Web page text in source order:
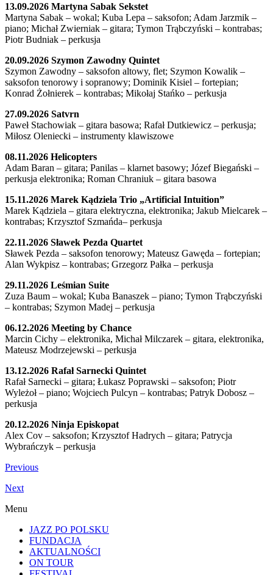
13.09.2026 Martyna Sabak Sekstet
Martyna Sabak – wokal; Kuba Lepa – saksofon; Adam Jarzmik –
piano; Michał Zwierniak – gitara; Tymon Trąbczyński – kontrabas;
Piotr Budniak – perkusja
20.09.2026 Szymon Zawodny Quintet
Szymon Zawodny – saksofon altowy, flet; Szymon Kowalik –
saksofon tenorowy i sopranowy; Dominik Kisiel – fortepian;
Konrad Żołnierek – kontrabas; Mikołaj Stańko – perkusja
27.09.2026 Satvrn
Paweł Stachowiak – gitara basowa; Rafał Dutkiewicz – perkusja;
Miłosz Oleniecki – instrumenty klawiszowe
08.11.2026 Helicopters
Adam Baran – gitara; Panilas – klarnet basowy; Józef Biegański –
perkusja elektronika; Roman Chraniuk – gitara basowa
15.11.2026 Marek Kądziela Trio „Artificial Intuition”
Marek Kądziela – gitara elektryczna, elektronika; Jakub Mielcarek –
kontrabas; Krzysztof Szmańda– perkusja
22.11.2026 Sławek Pezda Quartet
Sławek Pezda – saksofon tenorowy; Mateusz Gawęda – fortepian;
Alan Wykpisz – kontrabas; Grzegorz Pałka – perkusja
29.11.2026 Leśmian Suite
Zuza Baum – wokal; Kuba Banaszek – piano; Tymon Trąbczyński
– kontrabas; Szymon Madej – perkusja
06.12.2026 Meeting by Chance
Marcin Cichy – elektronika, Michał Milczarek – gitara, elektronika,
Mateusz Modrzejewski – perkusja
13.12.2026 Rafał Sarnecki Quintet
Rafał Sarnecki – gitara; Łukasz Poprawski – saksofon; Piotr
Wyleżoł – piano; Wojciech Pulcyn – kontrabas; Patryk Dobosz –
perkusja
20.12.2026 Ninja Episkopat
Alex Cov – saksofon; Krzysztof Hadrych – gitara; Patrycja
Wybrańczyk – perkusja
Previous
Next
Menu
JAZZ PO POLSKU
FUNDACJA
AKTUALNOŚCI
ON TOUR